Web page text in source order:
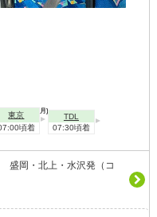
年08月10日(月)
東京
頃着
TDL
07:30頃着
岡・北上・水沢発（コ